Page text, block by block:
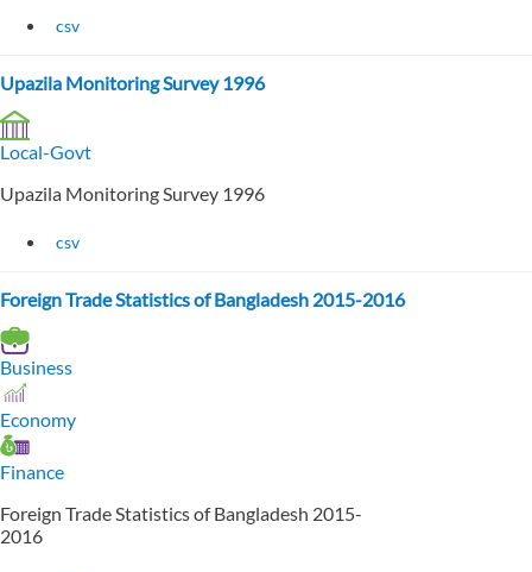
csv
Upazila Monitoring Survey 1996
Local-Govt
Upazila Monitoring Survey 1996
csv
Foreign Trade Statistics of Bangladesh 2015-2016
Business
Economy
Finance
Foreign Trade Statistics of Bangladesh 2015-
2016